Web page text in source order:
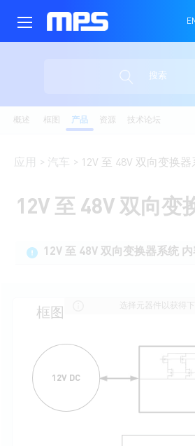
EN
搜索
概述 框图 产品 资源 技术论坛
应用 汽车 12V 至 48V 双向变换器
12V 至 48V 双向变
12V 至 48V 双向变换器系统
框图
选择元器件以获得
12V DC